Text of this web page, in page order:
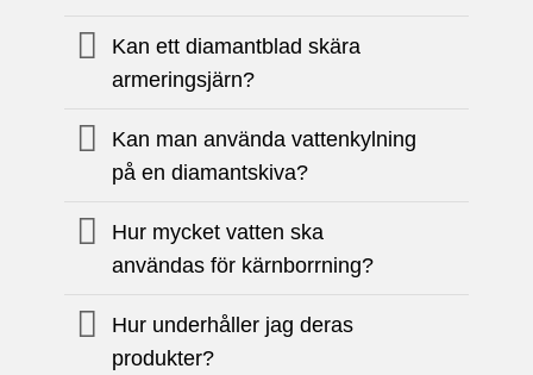
Kan ett diamantblad skära
armeringsjärn?
Kan man använda vattenkylning
på en diamantskiva?
Hur mycket vatten ska
användas för kärnborrning?
Hur underhåller jag deras
produkter?